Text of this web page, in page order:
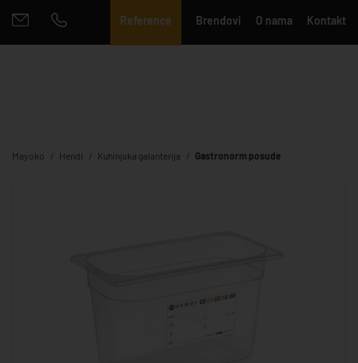
Reference Brendovi O nama Kontakt
Mayoko Hendi Kuhinjska galanterija Gastronorm posude